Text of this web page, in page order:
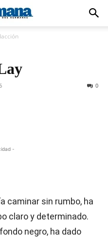
0
-
caminar sin rumbo, ha
claro y determinado.
negro, ha dado